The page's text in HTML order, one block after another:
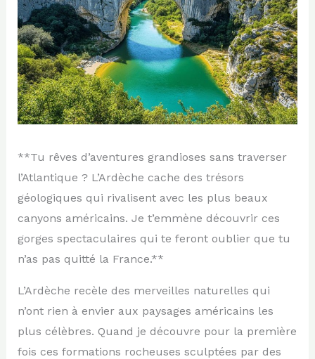
**Tu rêves d’aventures grandioses sans traverser
l’Atlantique ? L’Ardèche cache des trésors
géologiques qui rivalisent avec les plus beaux
canyons américains. Je t’emmène découvrir ces
gorges spectaculaires qui te feront oublier que tu
n’as pas quitté la France.**
L’Ardèche recèle des merveilles naturelles qui
n’ont rien à envier aux paysages américains les
plus célèbres. Quand je découvre pour la première
fois ces formations rocheuses sculptées par des